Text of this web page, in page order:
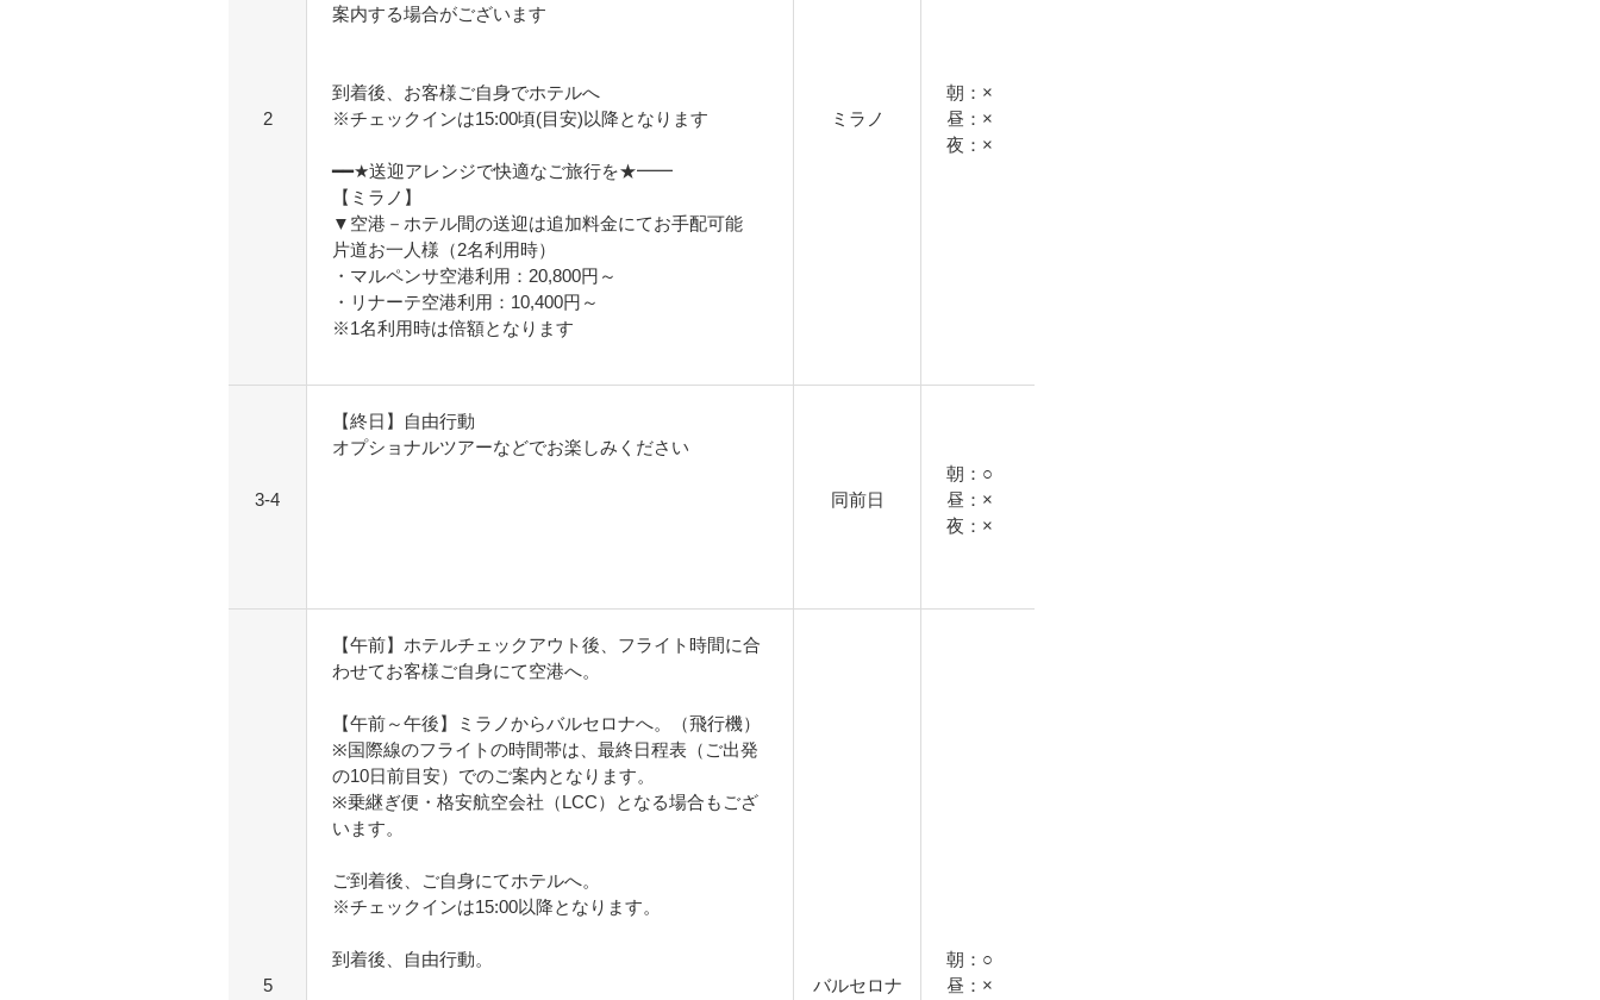
2
案内する場合がございます
到着後、お客様ご自身でホテルへ
※チェックインは15:00頃(目安)以降となります
━━★送迎アレンジで快適なご旅行を★━━
【ミラノ】
▼空港－ホテル間の送迎は追加料金にてお手配可能
片道お一人様（2名利用時）
・マルペンサ空港利用：20,800円～
・リナーテ空港利用：10,400円～
※1名利用時は倍額となります
ミラノ
朝：×
昼：×
夜：×
3-4
【終日】自由行動
オプショナルツアーなどでお楽しみください
同前日
朝：○
昼：×
夜：×
5
【午前】ホテルチェックアウト後、フライト時間に合
わせてお客様ご自身にて空港へ。
【午前～午後】ミラノからバルセロナへ。（飛行機）
※国際線のフライトの時間帯は、最終日程表（ご出発
の10日前目安）でのご案内となります。
※乗継ぎ便・格安航空会社（LCC）となる場合もござ
います。
ご到着後、ご自身にてホテルへ。
※チェックインは15:00以降となります。
到着後、自由行動。
バルセロナ
朝：○
昼：×